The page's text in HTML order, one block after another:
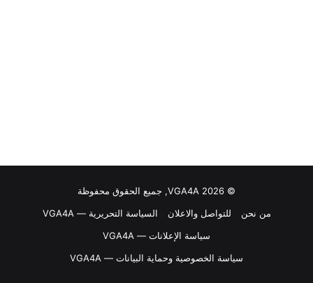
© VGA4A 2026, جميع الحقوق محفوظة
من نحن
للتواصل والاعلان
السياسة التحريرية — VGA4A
سياسة الإعلانات — VGA4A
سياسة الخصوصية وحماية البيانات — VGA4A